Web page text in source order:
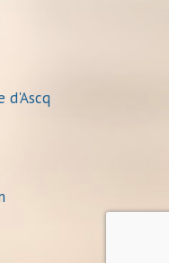
d'Ascq